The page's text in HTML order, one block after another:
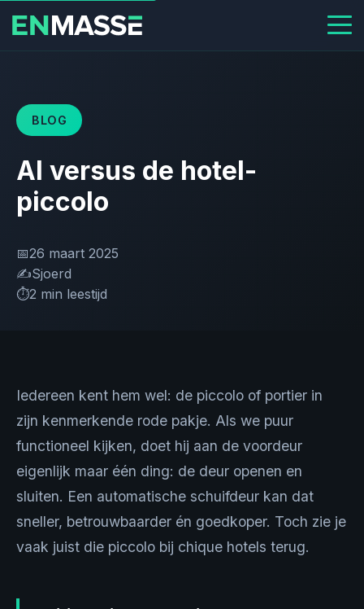
BLOG
AI versus de hotel-
piccolo
📅26 maart 2025
✍️Sjoerd
⏱️2 min leestijd
Iedereen kent hem wel: de piccolo of portier in
zijn kenmerkende rode pakje. Als we puur
functioneel kijken, doet hij aan de voordeur
eigenlijk maar één ding: de deur openen en
sluiten. Een automatische schuifdeur kan dat
sneller, betrouwbaarder én goedkoper. Toch zie je
vaak juist die piccolo bij chique hotels terug.